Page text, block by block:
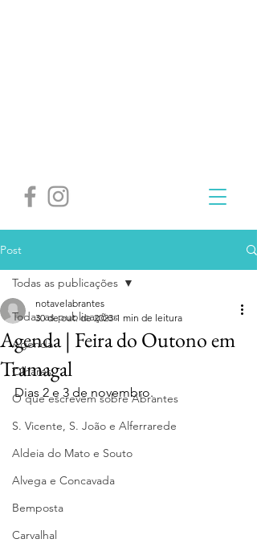
Post
Todas as publicações
Agenda
Olhares
O que escrevem sobre Abrantes
S. Vicente, S. João e Alferrarede
Aldeia do Mato e Souto
Alvega e Concavada
Bemposta
Carvalhal
Todas as publicações
Agenda | Feira do Outono em
Tramagal
notavelabrantes
30 de out. de 2023 1 min de leitura
Dias 2 e 3 de novembro.